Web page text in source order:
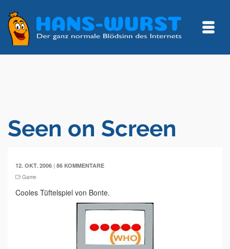
Seen on Screen
12. OKT. 2006 | 86 KOMMENTARE
Game
Cooles Tüftelspiel von Bonte.